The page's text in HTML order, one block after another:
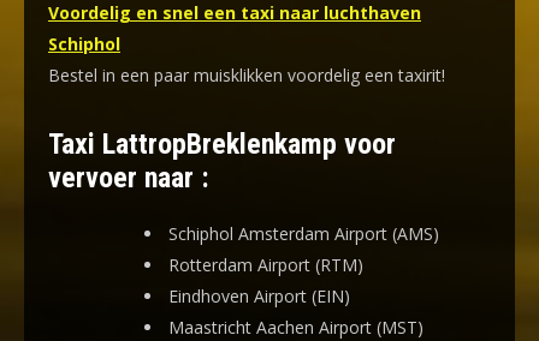
Voordelig en snel een taxi naar luchthaven
Schiphol
Bestel in een paar muisklikken voordelig een taxirit!
Taxi LattropBreklenkamp voor
vervoer naar :
Schiphol Amsterdam Airport (AMS)
Rotterdam Airport (RTM)
Eindhoven Airport (EIN)
Maastricht Aachen Airport (MST)